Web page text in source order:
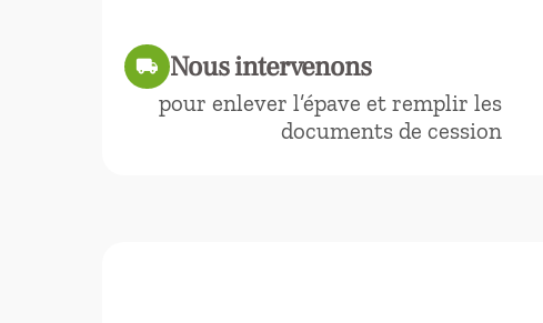
local_shipping Nous intervenons
pour enlever l’épave et remplir les
documents de cession